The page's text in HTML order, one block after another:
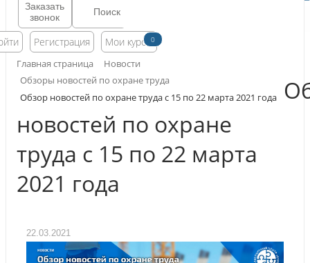
Заказать
звонок
Регистрация Мои курсы0
Главная страница
Новости
Обзоры новостей по охране труда
Обзор новостей по охране труда с 15 по 22 марта 2021 года
новостей по охране
труда с 15 по 22 марта
2021 года
22.03.2021